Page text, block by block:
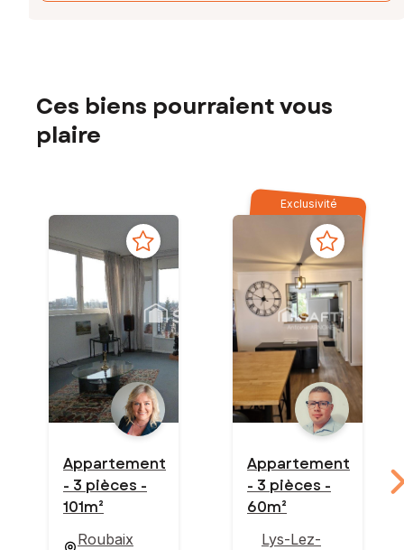
Ces biens pourraient vous
plaire
Appartement
- 3 pièces -
101m²
Roubaix
Exclusivité
Appartement
- 3 pièces -
60m²
Lys-Lez-